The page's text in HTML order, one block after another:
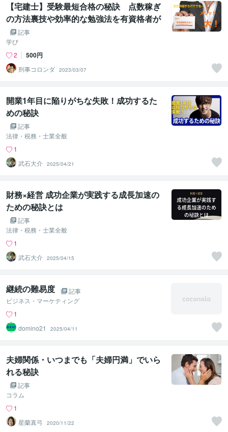
【宅建士】受験最短合格の秘訣 点数稼ぎ
の方法裏技や効率的な勉強法を有資格者が
伝授★
記事
学び
2
500円
刑事コロンダ 2023/03/07
開業1年目に陥りがちな失敗！成功するた
めの秘訣
記事
法律・税務・士業全般
1
武石大介 2025/04/21
財務×経営 成功企業が実践する成長加速の
ための秘訣とは
記事
法律・税務・士業全般
1
武石大介 2025/04/15
継続の難易度
記事
ビジネス・マーケティング
1
domino21
2025/04/11
夫婦関係・いつまでも「夫婦円満」でいら
れる秘訣
記事
コラム
1
星蘭真弓
2020/11/22